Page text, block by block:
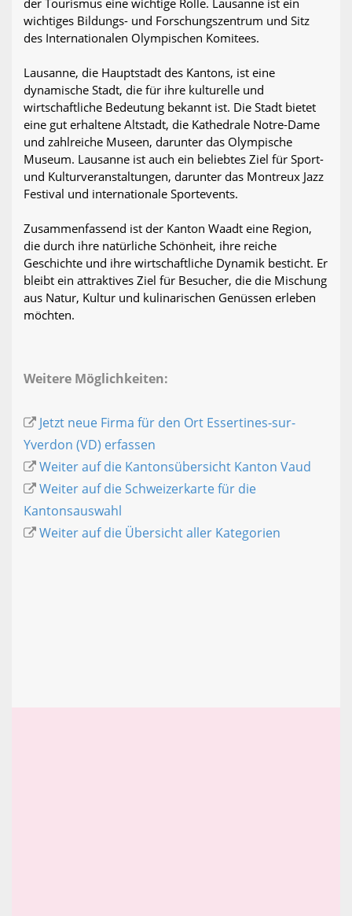
der Tourismus eine wichtige Rolle. Lausanne ist ein
wichtiges Bildungs- und Forschungszentrum und Sitz
des Internationalen Olympischen Komitees.
Lausanne, die Hauptstadt des Kantons, ist eine
dynamische Stadt, die für ihre kulturelle und
wirtschaftliche Bedeutung bekannt ist. Die Stadt bietet
eine gut erhaltene Altstadt, die Kathedrale Notre-Dame
und zahlreiche Museen, darunter das Olympische
Museum. Lausanne ist auch ein beliebtes Ziel für Sport-
und Kulturveranstaltungen, darunter das Montreux Jazz
Festival und internationale Sportevents.
Zusammenfassend ist der Kanton Waadt eine Region,
die durch ihre natürliche Schönheit, ihre reiche
Geschichte und ihre wirtschaftliche Dynamik besticht. Er
bleibt ein attraktives Ziel für Besucher, die die Mischung
aus Natur, Kultur und kulinarischen Genüssen erleben
möchten.
Weitere Möglichkeiten:
Jetzt neue Firma für den Ort Essertines-sur-
Yverdon (VD) erfassen
Weiter auf die Kantonsübersicht Kanton Vaud
Weiter auf die Schweizerkarte für die
Kantonsauswahl
Weiter auf die Übersicht aller Kategorien